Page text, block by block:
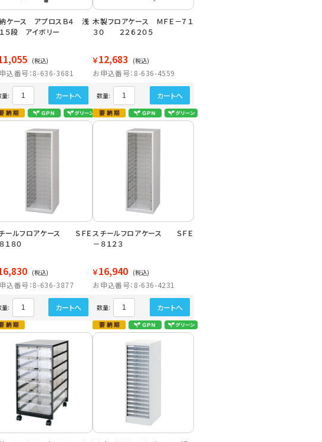
ケース アプロスＢ４ 浅
５段 アイボリー
(税込)
込番号：8-636-3681
量: カートへ
木製フロアケース ＭＦＥ－７１
３０ ２２６２０５
￥12,683 (税込)
お申込番号：8-636-4559
数量: カートへ
ールフロアケース ＳＦＥ
１８０
(税込)
込番号：8-636-3877
量: カートへ
スチールフロアケース ＳＦＥ
－８１２３
￥16,940 (税込)
お申込番号：8-636-4231
数量: カートへ